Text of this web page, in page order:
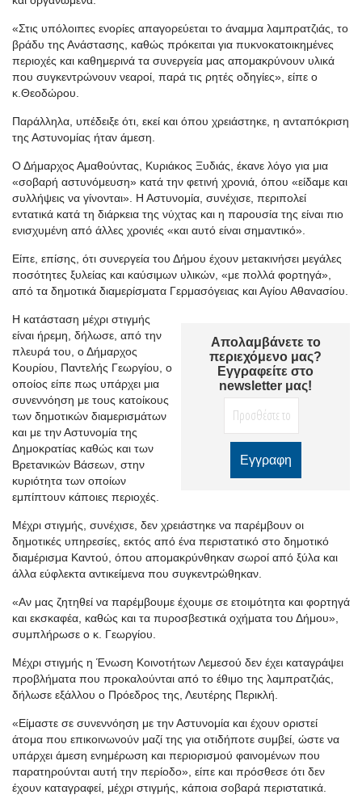
«Στις υπόλοιπες ενορίες απαγορεύεται το άναμμα λαμπρατζιάς, το
βράδυ της Ανάστασης, καθώς πρόκειται για πυκνοκατοικημένες
περιοχές και καθημερινά τα συνεργεία μας απομακρύνουν υλικά
που συγκεντρώνουν νεαροί, παρά τις ρητές οδηγίες», είπε ο
κ.Θεοδώρου.
Παράλληλα, υπέδειξε ότι, εκεί και όπου χρειάστηκε, η ανταπόκριση
της Αστυνομίας ήταν άμεση.
Ο Δήμαρχος Αμαθούντας, Κυριάκος Ξυδιάς, έκανε λόγο για μια
«σοβαρή αστυνόμευση» κατά την φετινή χρονιά, όπου «είδαμε και
συλλήψεις να γίνονται». Η Αστυνομία, συνέχισε, περιπολεί
εντατικά κατά τη διάρκεια της νύχτας και η παρουσία της είναι πιο
ενισχυμένη από άλλες χρονιές «και αυτό είναι σημαντικό».
Είπε, επίσης, ότι συνεργεία του Δήμου έχουν μετακινήσει μεγάλες
ποσότητες ξυλείας και καύσιμων υλικών, «με πολλά φορτηγά»,
από τα δημοτικά διαμερίσματα Γερμασόγειας και Αγίου Αθανασίου.
Απολαμβάνετε το
περιεχόμενο μας?
Εγγραφείτε στο
newsletter μας!
Η κατάσταση μέχρι στιγμής
είναι ήρεμη, δήλωσε, από την
πλευρά του, ο Δήμαρχος
Κουρίου, Παντελής Γεωργίου, ο
οποίος είπε πως υπάρχει μια
συνεννόηση με τους κατοίκους
των δημοτικών διαμερισμάτων
και με την Αστυνομία της
Δημοκρατίας καθώς και των
Βρετανικών Βάσεων, στην
κυριότητα των οποίων
εμπίπτουν κάποιες περιοχές.
Μέχρι στιγμής, συνέχισε, δεν χρειάστηκε να παρέμβουν οι
δημοτικές υπηρεσίες, εκτός από ένα περιστατικό στο δημοτικό
διαμέρισμα Καντού, όπου απομακρύνθηκαν σωροί από ξύλα και
άλλα εύφλεκτα αντικείμενα που συγκεντρώθηκαν.
«Αν μας ζητηθεί να παρέμβουμε έχουμε σε ετοιμότητα και φορτηγά
και εκσκαφέα, καθώς και τα πυροσβεστικά οχήματα του Δήμου»,
συμπλήρωσε ο κ. Γεωργίου.
Μέχρι στιγμής η Ένωση Κοινοτήτων Λεμεσού δεν έχει καταγράψει
προβλήματα που προκαλούνται από το έθιμο της λαμπρατζιάς,
δήλωσε εξάλλου ο Πρόεδρος της, Λευτέρης Περικλή.
«Είμαστε σε συνεννόηση με την Αστυνομία και έχουν οριστεί
άτομα που επικοινωνούν μαζί της για οτιδήποτε συμβεί, ώστε να
υπάρχει άμεση ενημέρωση και περιορισμού φαινομένων που
παρατηρούνται αυτή την περίοδο», είπε και πρόσθεσε ότι δεν
έχουν καταγραφεί, μέχρι στιγμής, κάποια σοβαρά περιστατικά.